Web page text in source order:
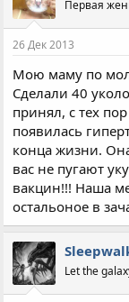
р
т
е
м
ы
н
л
а
Первая
26 Дек 2013
Мою маму по
Сделали 40
принял, с тех
появилась
конца жизни.
вас не пугают
вакцин!!! Наша
остальоное в
Let the